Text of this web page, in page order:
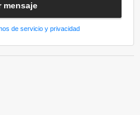
mensaje
de servicio y privacidad